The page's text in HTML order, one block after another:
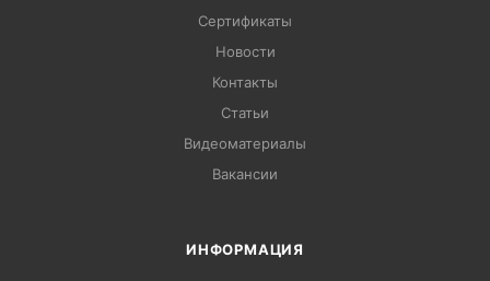
Сертификаты
Новости
Контакты
Статьи
Видеоматериалы
Вакансии
ИНФОРМАЦИЯ